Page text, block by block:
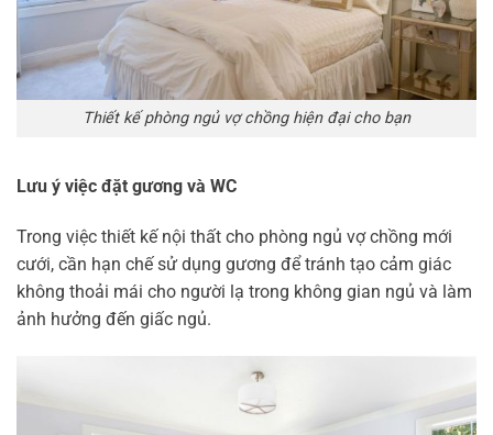
Thiết kế phòng ngủ vợ chồng hiện đại cho bạn
Lưu ý việc đặt gương và WC
Trong việc thiết kế nội thất cho phòng ngủ vợ chồng mới
cưới, cần hạn chế sử dụng gương để tránh tạo cảm giác
không thoải mái cho người lạ trong không gian ngủ và làm
ảnh hưởng đến giấc ngủ.